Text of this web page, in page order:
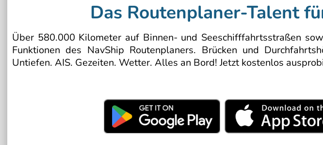
Das Routenplaner-Talent
Über 580.000 Kilometer auf Binnen- und Seeschifffahrtsstraßen
Funktionen des NavShip Routenplaners. Brücken und
Untiefen. AIS. Gezeiten. Wetter. Alles an Bord! Jetzt kostenlos